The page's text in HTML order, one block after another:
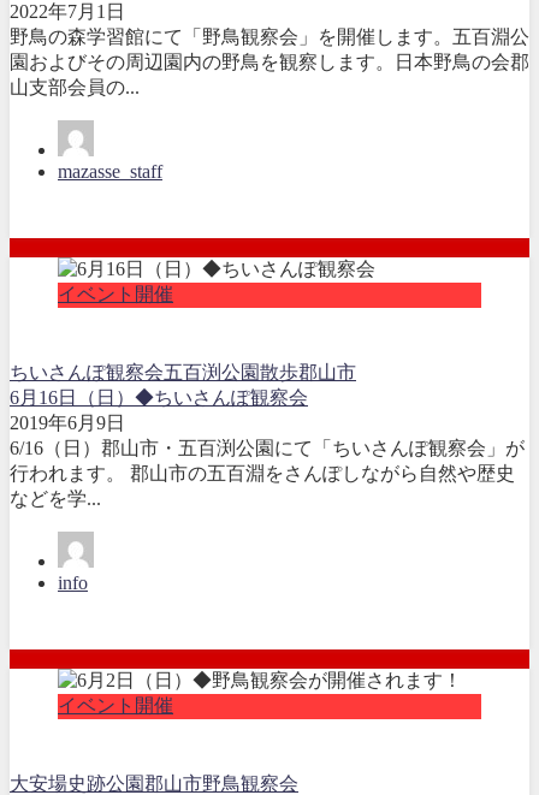
2022年7月1日
野鳥の森学習館にて「野鳥観察会」を開催します。五百淵公
園およびその周辺園内の野鳥を観察します。日本野鳥の会郡
山支部会員の...
mazasse_staff
イベント開催
ちいさんぽ観察会五百渕公園散歩郡山市
6月16日（日）◆ちいさんぽ観察会
2019年6月9日
6/16（日）郡山市・五百渕公園にて「ちいさんぽ観察会」が
行われます。 郡山市の五百淵をさんぽしながら自然や歴史
などを学...
info
イベント開催
大安場史跡公園郡山市野鳥観察会